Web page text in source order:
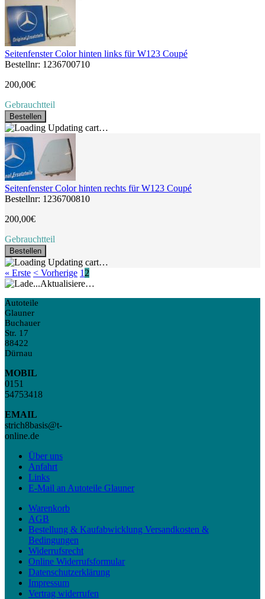
Seitenfenster Color hinten links für W123 Coupé
Bestellnr: 1236700710
200,00€
Gebrauchtteil
Bestellen
Updating cart…
Seitenfenster Color hinten rechts für W123 Coupé
Bestellnr: 1236700810
200,00€
Gebrauchtteil
Bestellen
Updating cart…
« Erste < Vorherige 1 2
Aktualisiere…
Autoteile
Glauner
Buchauer
Str. 17
88422
Dürnau
MOBIL
0151
54753418
EMAIL
strich8basis@t-
online.de
Über uns
Anfahrt
Links
E-Mail an Autoteile Glauner
Warenkorb
AGB
Bestellung & Kaufabwicklung Versandkosten &
Bedingungen
Widerrufsrecht
Online Widerrufsformular
Datenschutzerklärung
Impressum
Vertrag widerrufen